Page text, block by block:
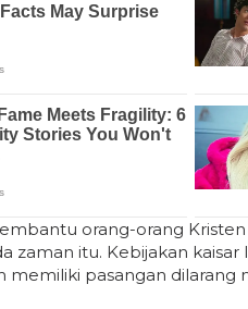
orang-orang
zaman itu. Kebijakan
memiliki pasangan dilarang